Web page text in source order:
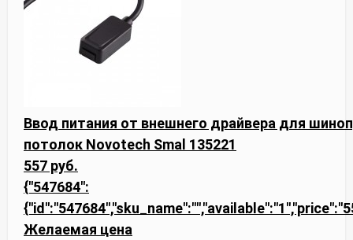
Ввод питания от внешнего драйвера для
потолок Novotech Smal 135221
557 руб.
{"547684":
Желаемая цена